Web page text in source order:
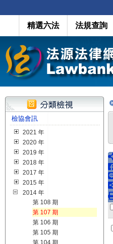
精選六法 法規查詢
檢協會訊
2021 年
2020 年
2019 年
2018 年
2017 年
2015 年
2014 年
第 108 期
第 107 期
第 106 期
第 105 期
第 104 期